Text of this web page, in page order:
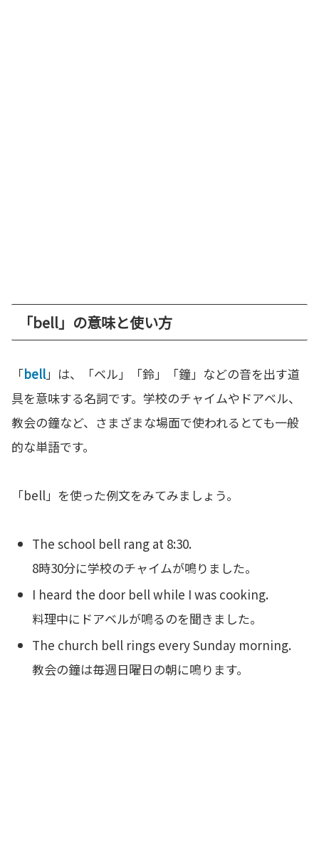
「bell」の意味と使い方
「bell」は、「ベル」「鈴」「鐘」などの音を出す道
具を意味する名詞です。学校のチャイムやドアベル、
教会の鐘など、さまざまな場面で使われるとても一般
的な単語です。
「bell」を使った例文をみてみましょう。
The school bell rang at 8:30.
8時30分に学校のチャイムが鳴りました。
I heard the door bell while I was cooking.
料理中にドアベルが鳴るのを聞きました。
The church bell rings every Sunday morning.
教会の鐘は毎週日曜日の朝に鳴ります。